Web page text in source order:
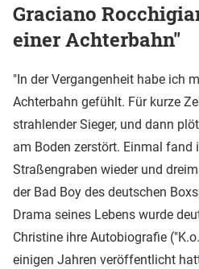
Graciano
einer Achterbahn"
"In der Vergangenheit habe ich
Achterbahn gefühlt. Für kurze
strahlender Sieger, und dann
am Boden zerstört. Einmal fand
Straßengraben wieder und
der Bad Boy des deutschen
Drama seines Lebens wurde
Christine ihre Autobiografie
einigen Jahren veröffentlicht